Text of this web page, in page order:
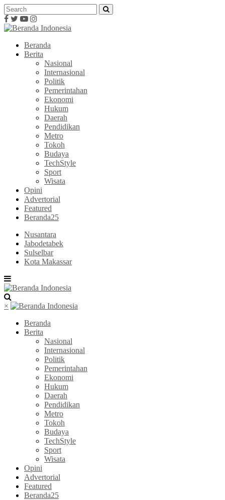
Beranda
Berita
Nasional
Internasional
Politik
Pemerintahan
Ekonomi
Hukum
Daerah
Pendidikan
Metro
Tokoh
Budaya
TechStyle
Sport
Wisata
Opini
Advertorial
Featured
Beranda25
Nusantara
Jabodetabek
Sulselbar
Kota Makassar
×
Beranda
Berita
Nasional
Internasional
Politik
Pemerintahan
Ekonomi
Hukum
Daerah
Pendidikan
Metro
Tokoh
Budaya
TechStyle
Sport
Wisata
Opini
Advertorial
Featured
Beranda25